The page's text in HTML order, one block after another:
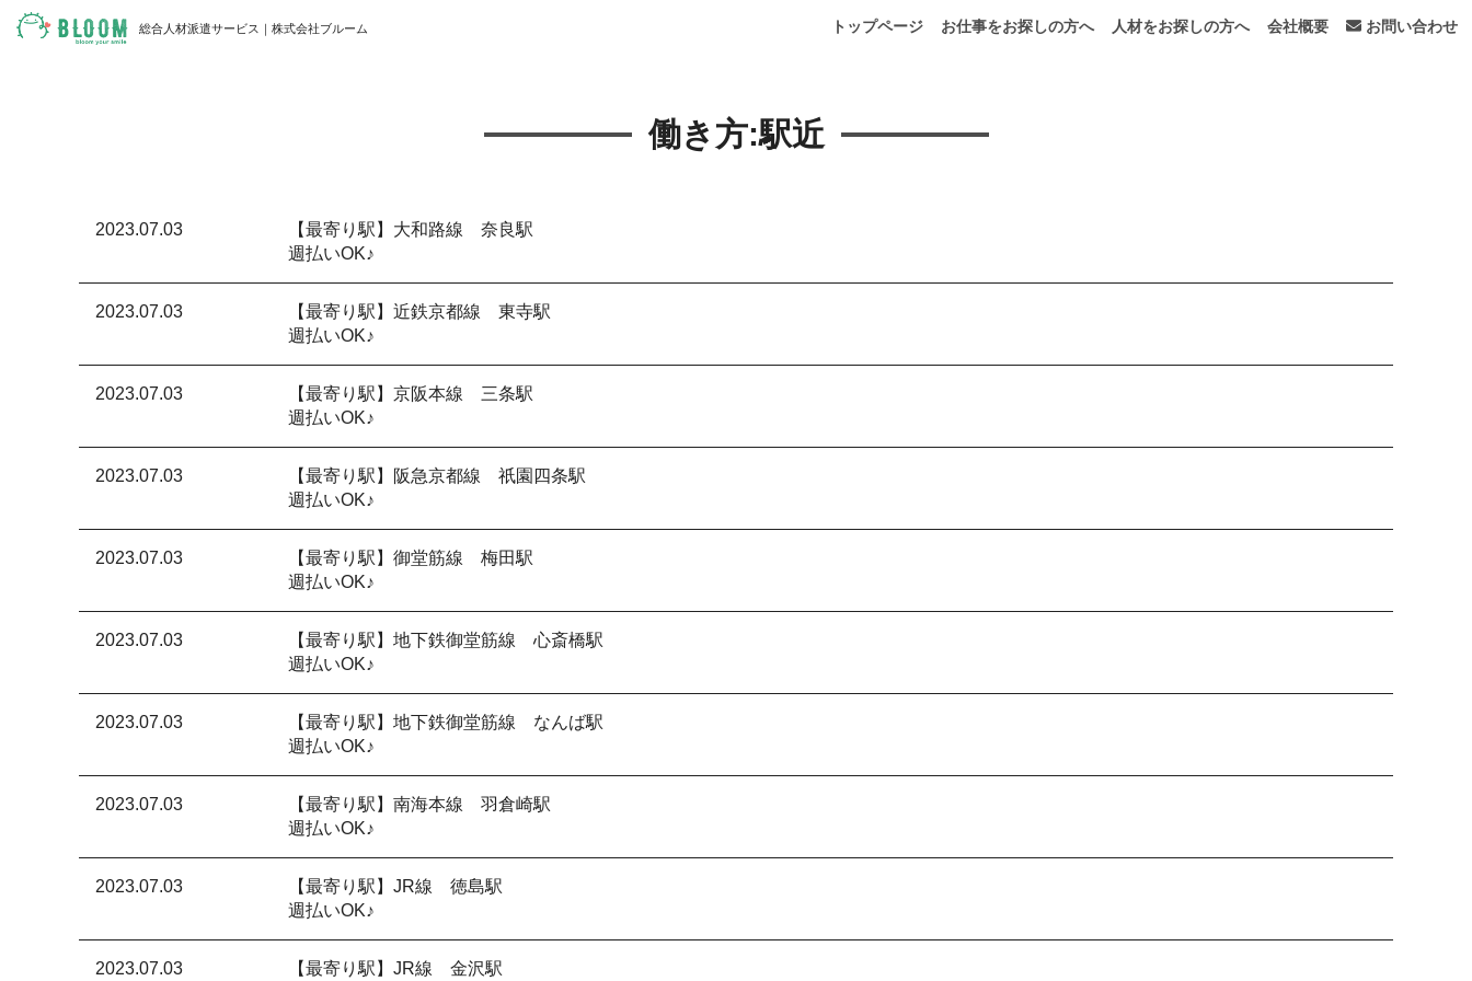
総合人材派遣サービス｜株式会社ブルーム トップページ お仕事をお探しの方へ 人材をお探しの方へ 会社概要 お問い合わせ
働き方:駅近
2023.07.03
【最寄り駅】大和路線 奈良駅
週払いOK♪
2023.07.03
【最寄り駅】近鉄京都線 東寺駅
週払いOK♪
2023.07.03
【最寄り駅】京阪本線 三条駅
週払いOK♪
2023.07.03
【最寄り駅】阪急京都線 祇園四条駅
週払いOK♪
2023.07.03
【最寄り駅】御堂筋線 梅田駅
週払いOK♪
2023.07.03
【最寄り駅】地下鉄御堂筋線 心斎橋駅
週払いOK♪
2023.07.03
【最寄り駅】地下鉄御堂筋線 なんば駅
週払いOK♪
2023.07.03
【最寄り駅】南海本線 羽倉崎駅
週払いOK♪
2023.07.03
【最寄り駅】JR線 徳島駅
週払いOK♪
2023.07.03
【最寄り駅】JR線 金沢駅